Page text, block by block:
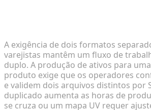
A exigência de dois formatos
varejistas mantêm um fluxo de
duplo. A produção de ativos para
produto exige que os operadores
e validem dois arquivos distintos por
duplicado aumenta as horas de
se cruza ou um mapa UV requer